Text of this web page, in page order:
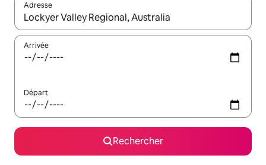
Adresse
Lorsque les résultats s'affichent, utilisez les flèches vers le
Arrivée
Départ
Rechercher